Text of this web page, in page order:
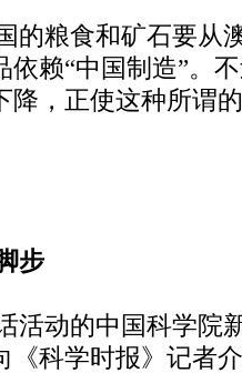
的粮食和矿石要从
依赖“中国制造”。
降，正使这种所谓
步
活动的中国科学院
《科学时报》记者